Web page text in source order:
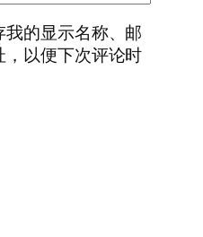
的显示名称、邮
以便下次评论时